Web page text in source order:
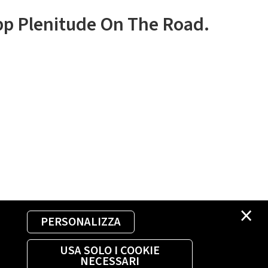
×
PERSONALIZZA
USA SOLO I COOKIE
NECESSARI
Plenitude On The Road.